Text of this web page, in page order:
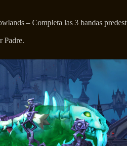
– Completa las 3 bandas
Padre.